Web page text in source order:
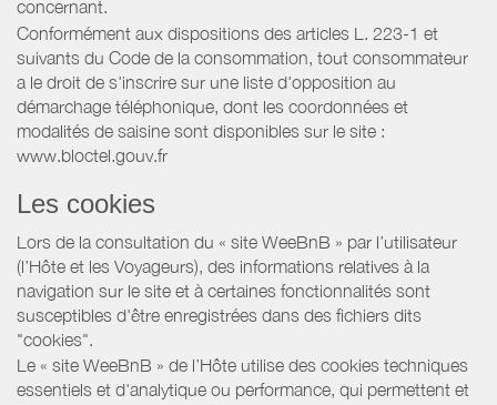
concernant.
Conformément aux dispositions des articles L. 223-1 et
suivants du Code de la consommation, tout consommateur
a le droit de s'inscrire sur une liste d'opposition au
démarchage téléphonique, dont les coordonnées et
modalités de saisine sont disponibles sur le site :
www.bloctel.gouv.fr
Les cookies
Lors de la consultation du « site WeeBnB » par l’utilisateur
(l’Hôte et les Voyageurs), des informations relatives à la
navigation sur le site et à certaines fonctionnalités sont
susceptibles d'être enregistrées dans des fichiers dits
"cookies".
Le « site WeeBnB » de l’Hôte utilise des cookies techniques
essentiels et d'analytique ou performance, qui permettent et